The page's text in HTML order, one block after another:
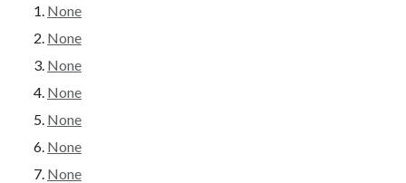
None
None
None
None
None
None
None